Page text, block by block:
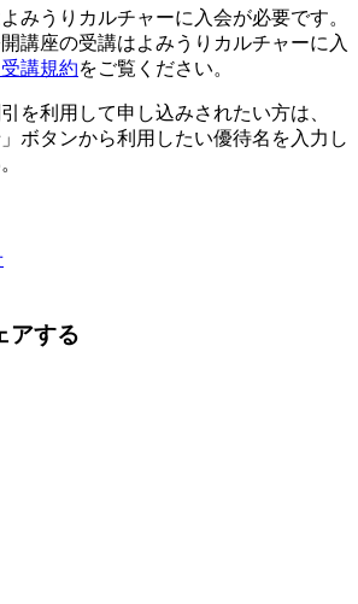
みうりカルチャーに入会が必要です。
講座の受講はよみうりカルチャーに入
講規約をご覧ください。
を利用して申し込みされたい方は、
」ボタンから利用したい優待名を入力し
アする